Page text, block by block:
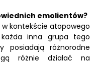
emolientów?
kontekście atopowego
inna grupa tego
posiadają różnorodne
różnie działać na